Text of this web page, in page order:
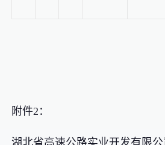
附件2：
湖北省高速公路实业开发有限